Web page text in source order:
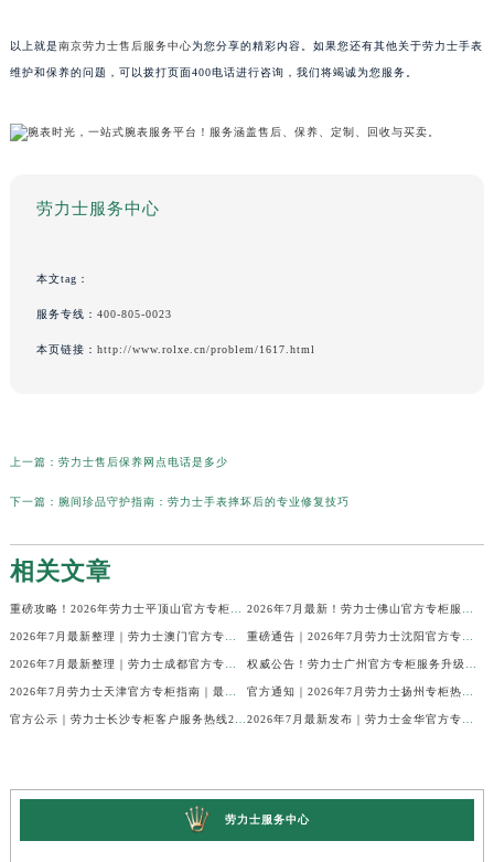
以上就是南京劳力士售后服务中心为您分享的精彩内容。如果您还有其他关于劳力士手表
维护和保养的问题，可以拨打页面400电话进行咨询，我们将竭诚为您服务。
劳力士服务中心
本文tag：
服务专线： 400-805-0023
本页链接： http://www.rolxe.cn/problem/1617.html
上一篇： 劳力士售后保养网点电话是多少
下一篇： 腕间珍品守护指南：劳力士手表摔坏后的专业修复技巧
相关文章
劳力士服务中心